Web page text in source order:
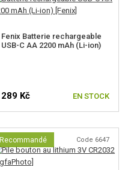
Fenix Batterie rechargeable
USB-C AA 2200 mAh (Li-ion)
289 Kč EN STOCK
Recommandé Code 6647